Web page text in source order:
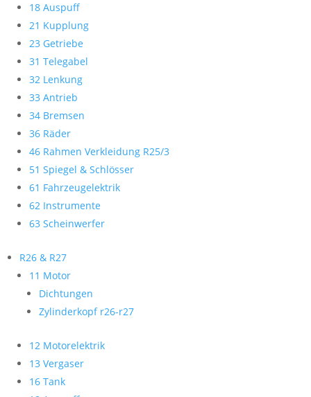
18 Auspuff
21 Kupplung
23 Getriebe
31 Telegabel
32 Lenkung
33 Antrieb
34 Bremsen
36 Räder
46 Rahmen Verkleidung R25/3
51 Spiegel & Schlösser
61 Fahrzeugelektrik
62 Instrumente
63 Scheinwerfer
R26 & R27
11 Motor
Dichtungen
Zylinderkopf r26-r27
12 Motorelektrik
13 Vergaser
16 Tank